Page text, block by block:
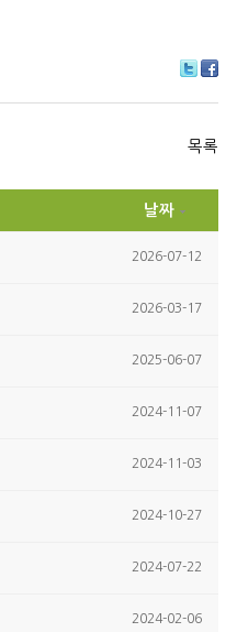
itte ce
ok
목록
날짜
2026-07-12
2026-03-17
2025-06-07
2024-11-07
2024-11-03
2024-10-27
2024-07-22
2024-02-06